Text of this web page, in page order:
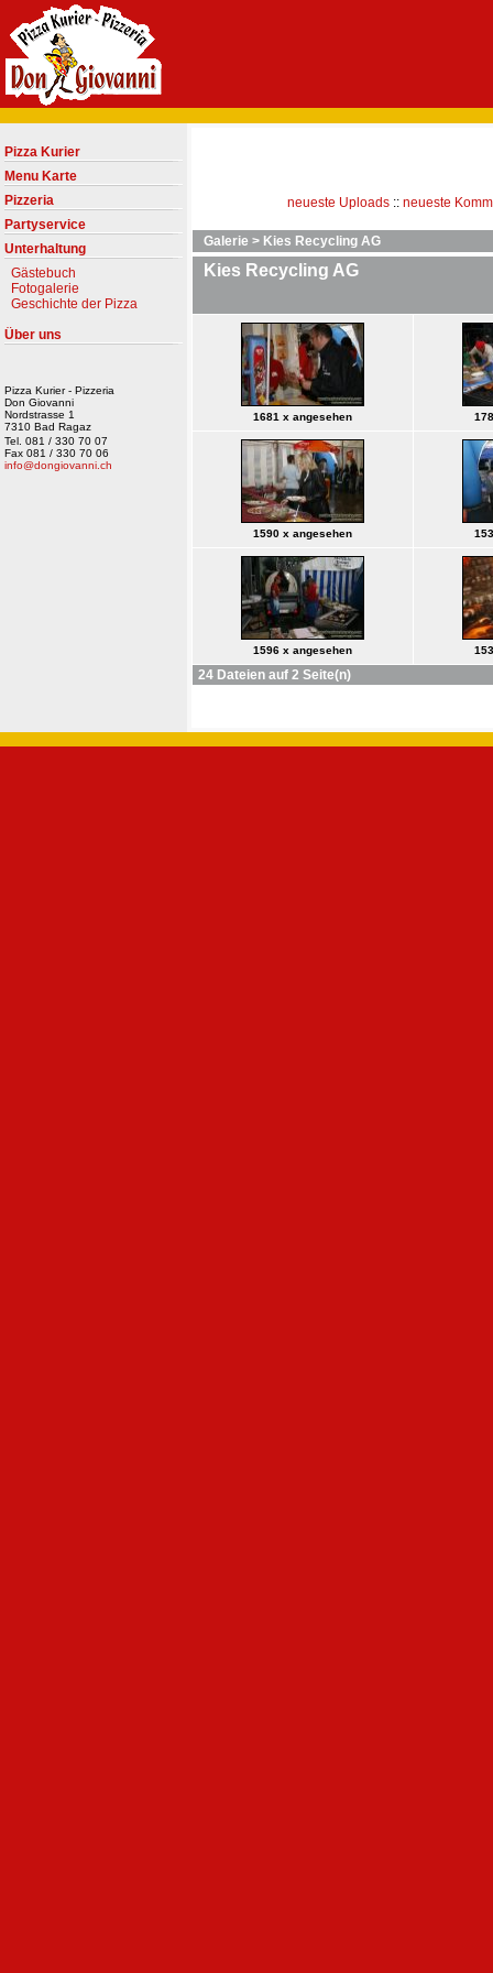
neueste Uploads :: neueste
Galerie > Kies Recycling AG
Kies Recycling AG
1681 x angesehen
1590 x angesehen
1596 x angesehen
24 Dateien auf 2 Seite(n)
Pizza Kurier
Menu Karte
Pizzeria
Partyservice
Unterhaltung
Gästebuch
Fotogalerie
Geschichte der Pizza
Über uns
Pizza Kurier - Pizzeria
Don Giovanni
Nordstrasse 1
7310 Bad Ragaz
Tel. 081 / 330 70 07
Fax 081 / 330 70 06
info@dongiovanni.ch